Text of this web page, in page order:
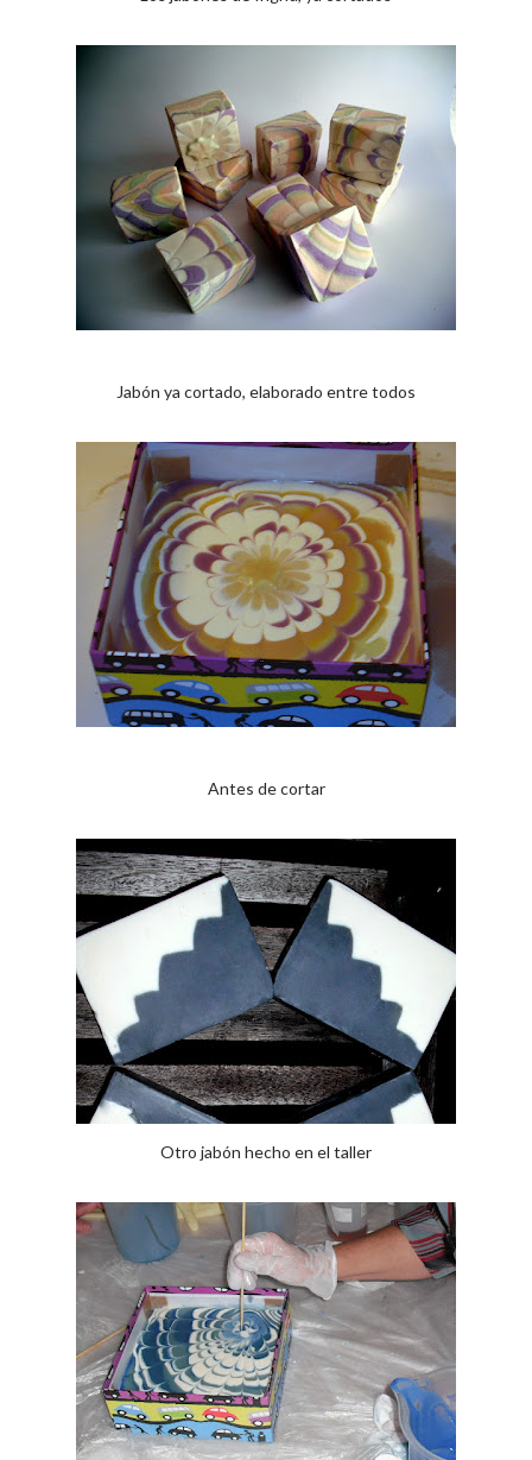
Jabón ya cortado, elaborado entre todos
Antes de cortar
Otro jabón hecho en el taller